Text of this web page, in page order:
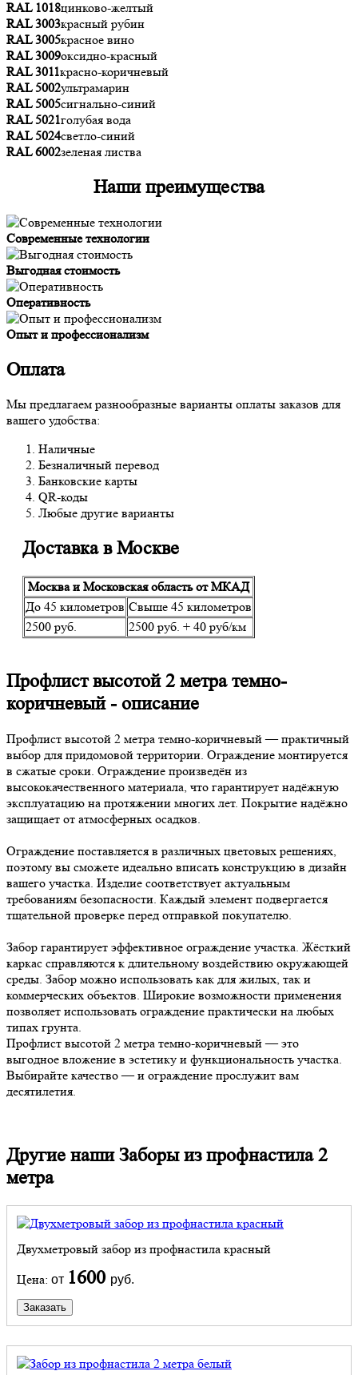
RAL 1018цинково-желтый
RAL 3003красный рубин
RAL 3005красное вино
RAL 3009оксидно-красный
RAL 3011красно-коричневый
RAL 5002ультрамарин
RAL 5005сигнально-синий
RAL 5021голубая вода
RAL 5024светло-синий
RAL 6002зеленая листва
Наши преимущества
Современные технологии
Выгодная стоимость
Оперативность
Опыт и профессионализм
Оплата
Мы предлагаем разнообразные варианты оплаты заказов для
вашего удобства:
Наличные
Безналичный перевод
Банковские карты
QR-коды
Любые другие варианты
Доставка в Москве
Москва и Московская область от МКАД
До 45 километров Свыше 45 километров
2500 руб.
2500 руб. + 40 руб/км
Профлист высотой 2 метра темно-
коричневый - описание
Профлист высотой 2 метра темно-коричневый — практичный
выбор для придомовой территории. Ограждение монтируется
в сжатые сроки. Ограждение произведён из
высококачественного материала, что гарантирует надёжную
эксплуатацию на протяжении многих лет. Покрытие надёжно
защищает от атмосферных осадков.
Ограждение поставляется в различных цветовых решениях,
поэтому вы сможете идеально вписать конструкцию в дизайн
вашего участка. Изделие соответствует актуальным
требованиям безопасности. Каждый элемент подвергается
тщательной проверке перед отправкой покупателю.
Забор гарантирует эффективное ограждение участка. Жёсткий
каркас справляются к длительному воздействию окружающей
среды. Забор можно использовать как для жилых, так и
коммерческих объектов. Широкие возможности применения
позволяет использовать ограждение практически на любых
типах грунта.
Профлист высотой 2 метра темно-коричневый — это
выгодное вложение в эстетику и функциональность участка.
Выбирайте качество — и ограждение прослужит вам
десятилетия.
Другие наши Заборы из профнастила 2
метра
Двухметровый забор из профнастила красный
Цена: от 1600 руб.
Заказать